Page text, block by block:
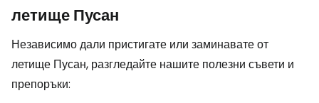
летище Пусан
Независимо дали пристигате или заминавате от
летище Пусан, разгледайте нашите полезни съвети и
препоръки: